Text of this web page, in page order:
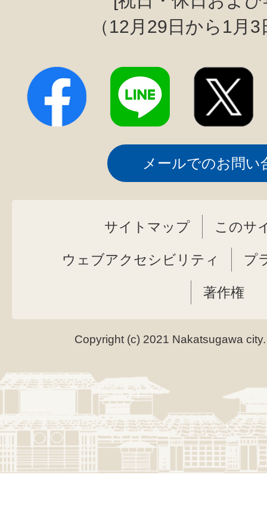
（12月29日から1月
メールでのお問い
サイトマップ このサ
ウェブアクセシビリティ プ
著作権
Copyright (c) 2021 Nakatsugawa